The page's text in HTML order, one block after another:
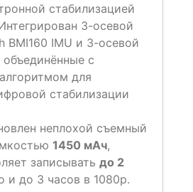
стабилизацией
3-осевой
BMI160 IMU и 3-осевой
с
для
стабилизации
неплохой съемный
1450 мАч,
записывать до 2
и до 3 часов в 1080p.